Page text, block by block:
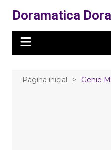
para
conteúdo
Doramatica
Página inicial Genie